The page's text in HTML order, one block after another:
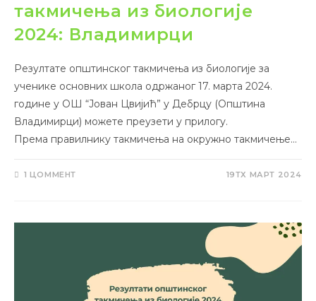
такмичења из биологије
2024: Владимирци
Резултате општинског такмичења из биологије за
ученике основних школа одржаног 17. марта 2024.
године у ОШ “Јован Цвијић” у Дебрцу (Општина
Владимирци) можете преузети у прилогу.
Према правилнику такмичења на окружно такмичење…
1 ЦОММЕНТ 19ТХ МАРТ 2024